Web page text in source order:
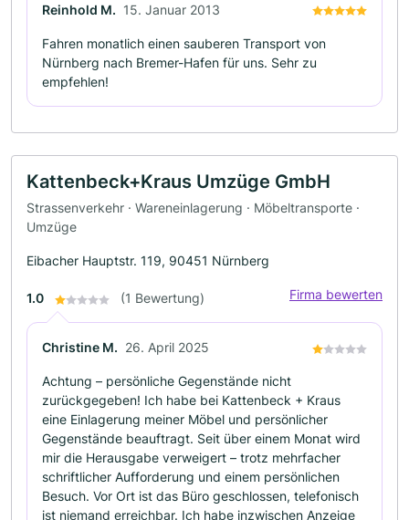
Reinhold M. 15. Januar 2013
Fahren monatlich einen sauberen Transport von
Nürnberg nach Bremer-Hafen für uns. Sehr zu
empfehlen!
Kattenbeck+Kraus Umzüge GmbH
Strassenverkehr · Wareneinlagerung · Möbeltransporte ·
Umzüge
Eibacher Hauptstr. 119, 90451 Nürnberg
1.0 (1 Bewertung) Firma bewerten
Christine M. 26. April 2025
Achtung – persönliche Gegenstände nicht
zurückgegeben! Ich habe bei Kattenbeck + Kraus
eine Einlagerung meiner Möbel und persönlicher
Gegenstände beauftragt. Seit über einem Monat wird
mir die Herausgabe verweigert – trotz mehrfacher
schriftlicher Aufforderung und einem persönlichen
Besuch. Vor Ort ist das Büro geschlossen, telefonisch
ist niemand erreichbar. Ich habe inzwischen Anzeige